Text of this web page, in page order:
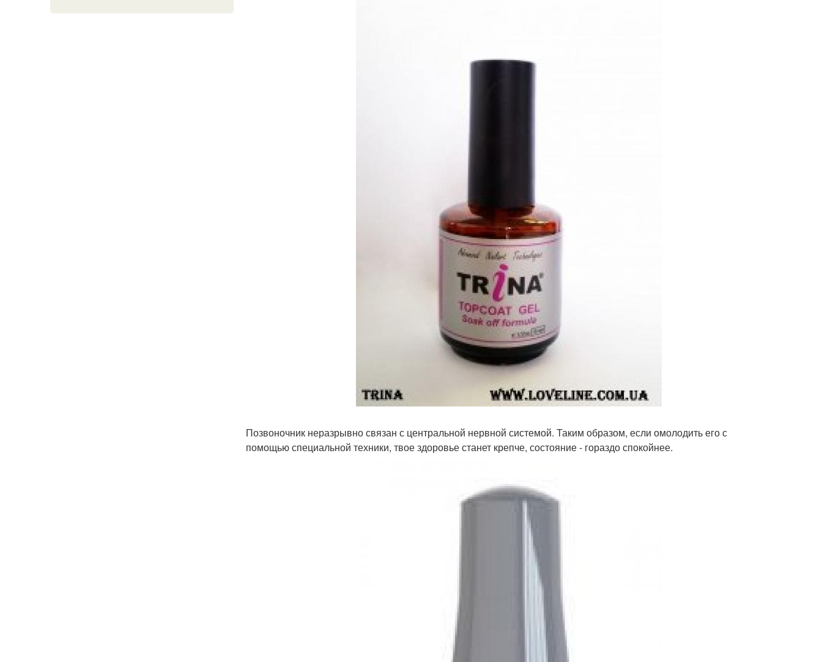
Позвоночник неразрывно связан с центральной нервной системой. Таким образом, если омолодить его с
помощью специальной техники, твое здоровье станет крепче, состояние - гораздо спокойнее.